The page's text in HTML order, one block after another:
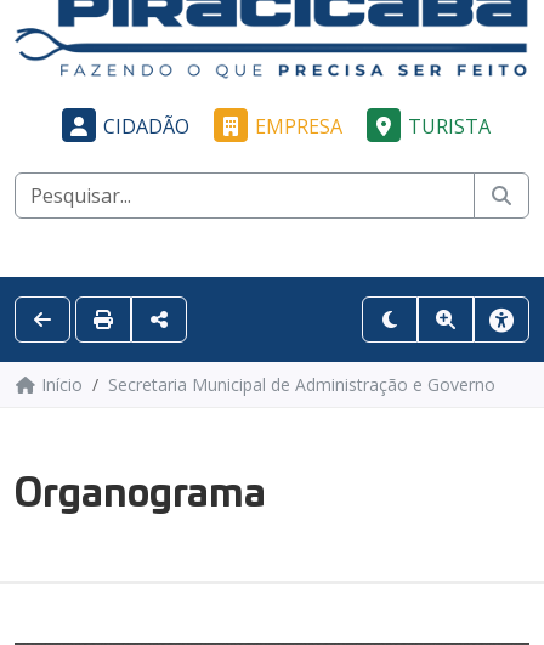
CIDADÃO EMPRESA TURISTA
Início Secretaria Municipal de Administração e Governo
Organograma